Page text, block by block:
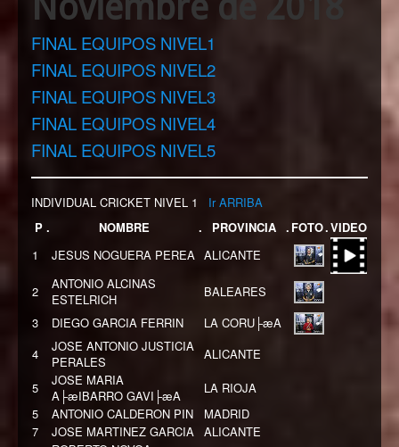
FINAL EQUIPOS NIVEL1
FINAL EQUIPOS NIVEL2
FINAL EQUIPOS NIVEL3
FINAL EQUIPOS NIVEL4
FINAL EQUIPOS NIVEL5
INDIVIDUAL CRICKET NIVEL 1
Ir ARRIBA
P . NOMBRE . PROVINCIA . FOTO.VIDEO
1
JESUS NOGUERA PEREA ALICANTE
2
ANTONIO ALCINAS
ESTELRICH
BALEARES
3
DIEGO GARCIA FERRIN
LA CORU├æA
4
JOSE ANTONIO JUSTICIA
PERALES
ALICANTE
5
JOSE MARIA
A├æIBARRO GAVI├æA
LA RIOJA
5
ANTONIO CALDERON PIN
MADRID
7
JOSE MARTINEZ GARCIA ALICANTE